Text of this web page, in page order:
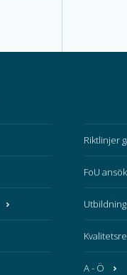
Riktlinjer
FoU
A - Ö